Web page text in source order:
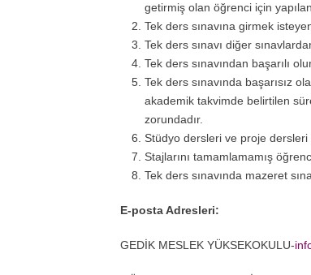
getirmiş olan öğrenci için yapılan
Tek ders sınavına girmek
Tek ders sınavı diğer
Tek ders sınavından başarılı
Tek ders sınavında başarısız
akademik takvimde belirtilen
zorundadır.
Stüdyo dersleri ve proje dersleri
Stajlarını tamamlamamış
Tek ders sınavında mazeret
E-posta Adresleri:
GEDİK MESLEK YÜKSEKOKULU-